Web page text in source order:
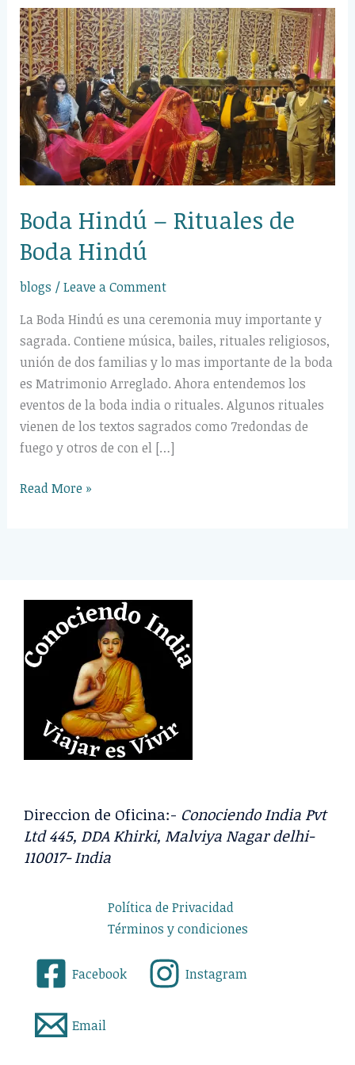
Boda Hindú – Rituales de
Boda Hindú
blogs /Leave a Comment
La Boda Hindú es una ceremonia muy importante y
sagrada. Contiene música, bailes, rituales religiosos,
unión de dos familias y lo mas importante de la boda
es Matrimonio Arreglado. Ahora entendemos los
eventos de la boda india o rituales. Algunos rituales
vienen de los textos sagrados como 7redondas de
fuego y otros de con el […]
Boda
Hindú
–
Rituales
de
Boda
Hindú
Read More »
Direccion de Oficina:- Conociendo India Pvt
Ltd 445, DDA Khirki, Malviya Nagar delhi-
110017- India
Política de Privacidad
Términos y condiciones
Facebook Instagram
Email